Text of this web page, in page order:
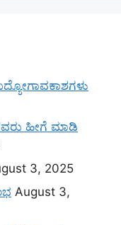
ಹೀಗೆ ಮಾಡಿ
3, 2025
August 3,